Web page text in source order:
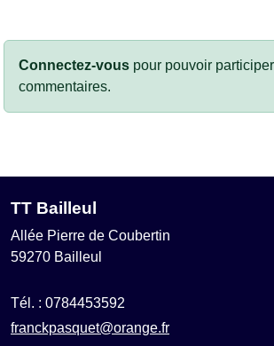
Connectez-vous pour pouvoir
commentaires.
TT Bailleul
Allée Pierre de Coubertin
59270 Bailleul
Tél. : 0784453592
franckpasquet@orange.fr